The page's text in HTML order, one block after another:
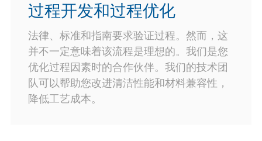
过程开发和过程优化
法律、标准和指南要求验证过程。然而，这
并不一定意味着该流程是理想的。我们是您
优化过程因素时的合作伙伴。我们的技术团
队可以帮助您改进清洁性能和材料兼容性，
降低工艺成本。